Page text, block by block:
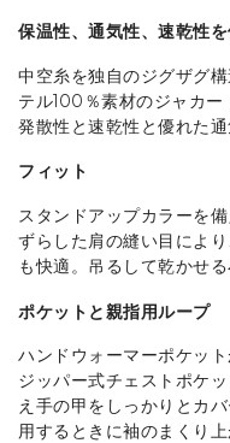
保温性、通気性、速乾性
中空糸を独自のジグザグ
テル100％素材のジャカ
発散性と速乾性と優れた
フィット
スタンドアップカラーを
ずらした肩の縫い目によ
も快適。吊るして乾かせ
ポケットと親指用ループ
ハンドウォーマーポケッ
ジッパー式チェストポケ
え手の甲をしっかりとカ
用するときに袖のまくり